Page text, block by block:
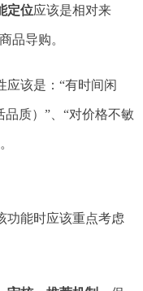
定位应该是相对来
品导购。
应该是：“有时间闲
质）”、“对价格不敏
功能时应该重点考虑